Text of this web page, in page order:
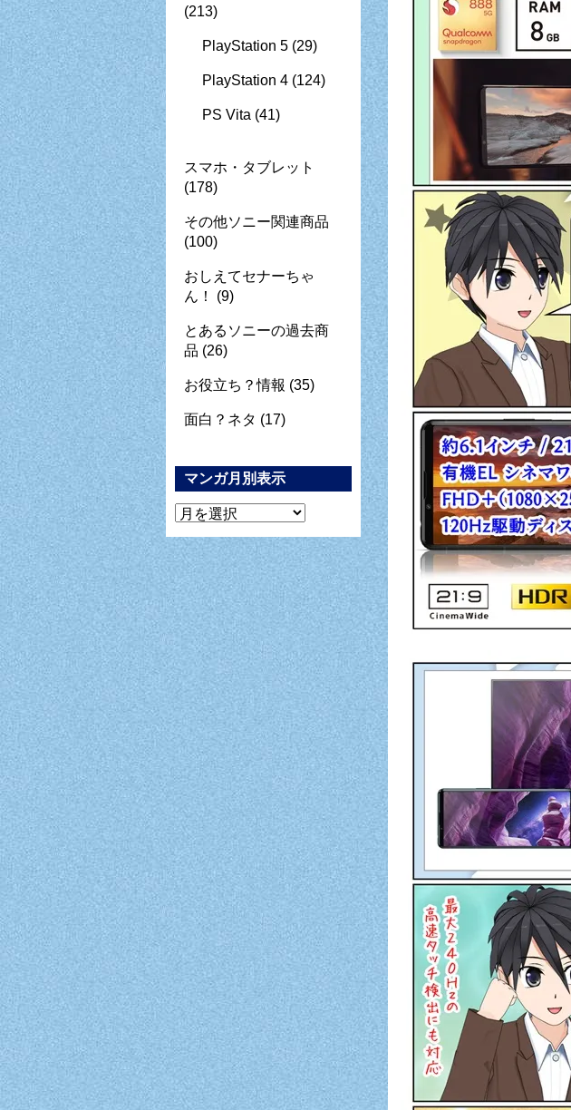
(213)
PlayStation 5 (29)
PlayStation 4 (124)
PS Vita (41)
スマホ・タブレット
(178)
その他ソニー関連商品
(100)
おしえてセナーちゃ
ん！
(9)
とあるソニーの過去商
品 (26)
お役立ち？情報 (35)
面白？ネタ (17)
マンガ月別表示
マ
ン
ガ
月
別
表
示